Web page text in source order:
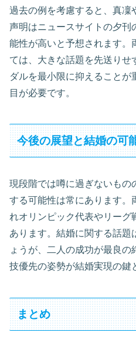
過去の例を考慮すると、真凜
声明はニュースサイトの夕刊
能性が高いと予想されます。
ては、大きな話題を先送りせ
ダルを最小限に抑えること
目が必要です。
今後の展望と結婚の可
現段階では噂に過ぎないもの
する可能性は常にあります。
れオリンピック代表やリーグ
あります。結婚に関する話題
ょうが、二人の成功が最良
技優先の姿勢が結婚実現の鍵
まとめ